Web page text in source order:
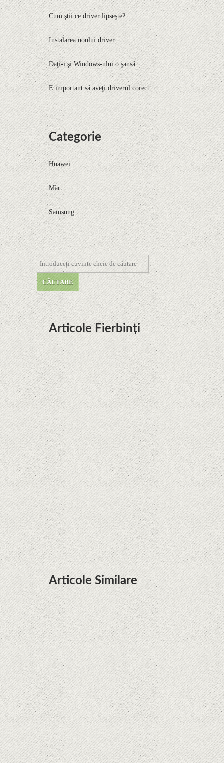
Cum ştii ce driver lipseşte?
Instalarea noului driver
Daţi-i şi Windows-ului o şansă
E important să aveţi driverul corect
Categorie
Huawei
Măr
Samsung
Articole Fierbinți
Dota Anime venind la Netflix în această lună de
la Legenda Korra Studio Mir
Curtea Supremă reglementează în favoarea
Google în Oracle Java Fight
Zvon: aplicațiile Google nu se mai pot instala pe
terminalele Huawei cu procesoare Kirin
Huawei P50 primeşte o posibilă dată de lansare
şi e mai curând decât credeam; Are cameră
telephoto cu zoom optic variabil
Articole Similare